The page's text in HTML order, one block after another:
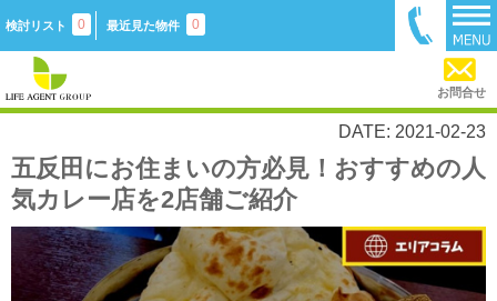
検討リスト 0 最近見た物件 0
お問合せ
DATE: 2021-02-23
五反田にお住まいの方必見！おすすめの人
気カレー店を2店舗ご紹介